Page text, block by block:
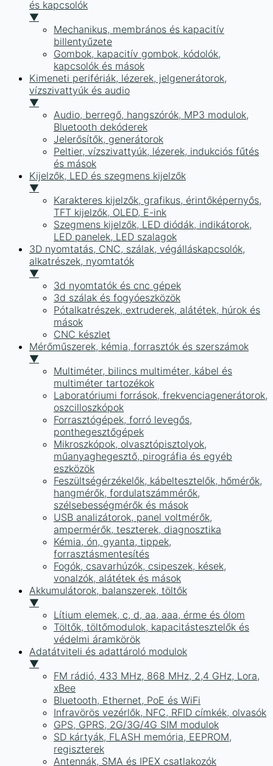
és kapcsolók
▼
Mechanikus, membrános és kapacitív
billentyűzete
Gombok, kapacitív gombok, kódolók,
kapcsolók és mások
Kimeneti perifériák, lézerek, jelgenerátorok,
vízszivattyúk és audio
▼
Audio, berregő, hangszórók, MP3 modulok,
Bluetooth dekóderek
Jelerősítők, generátorok
Peltier, vízszivattyúk, lézerek, indukciós fűtés
és mások
Kijelzők, LED és szegmens kijelzők
▼
Karakteres kijelzők, grafikus, érintőképernyős,
TFT kijelzők, OLED, E-ink
Szegmens kijelzők, LED diódák, indikátorok,
LED panelek, LED szalagok
3D nyomtatás, CNC, szálak, végálláskapcsolók,
alkatrészek, nyomtatók
▼
3d nyomtatók és cnc gépek
3d szálak és fogyóeszközök
Pótalkatrészek, extruderek, alátétek, húrok és
mások
CNC készlet
Mérőműszerek, kémia, forrasztók és szerszámok
▼
Multiméter, bilincs multiméter, kábel és
multiméter tartozékok
Laboratóriumi források, frekvenciagenerátorok,
oszcilloszkópok
Forrasztógépek, forró levegős,
ponthegesztőgépek
Mikroszkópok, olvasztópisztolyok,
műanyaghegesztő, pirográfia és egyéb
eszközök
Feszültségérzékelők, kábeltesztelők, hőmérők,
hangmérők, fordulatszámmérők,
szélsebességmérők és mások
USB analizátorok, panel voltmérők,
ampermérők, teszterek, diagnosztika
Kémia, ón, gyanta, tippek,
forrasztásmentesítés
Fogók, csavarhúzók, csipeszek, kések,
vonalzók, alátétek és mások
Akkumulátorok, balanszerek, töltők
▼
Lítium elemek, c, d, aa, aaa, érme és ólom
Töltők, töltőmodulok, kapacitástesztelők és
védelmi áramkörök
Adatátviteli és adattároló modulok
▼
FM rádió, 433 MHz, 868 MHz, 2,4 GHz, Lora,
xBee
Bluetooth, Ethernet, PoE és WiFi
Infravörös vezérlők, NFC, RFID címkék, olvasók
GPS, GPRS, 2G/3G/4G SIM modulok
SD kártyák, FLASH memória, EEPROM,
regiszterek
Antennák, SMA és IPEX csatlakozók